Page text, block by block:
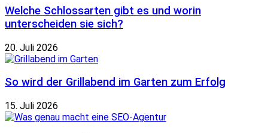
Welche Schlossarten gibt es und worin
unterscheiden sie sich?
20. Juli 2026
So wird der Grillabend im Garten zum Erfolg
15. Juli 2026